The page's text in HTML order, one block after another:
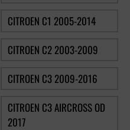
CITROEN C1 2005-2014
CITROEN C2 2003-2009
CITROEN C3 2009-2016
CITROEN C3 AIRCROSS OD
2017